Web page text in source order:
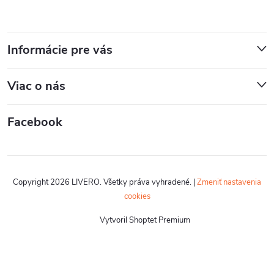
Informácie pre vás
Viac o nás
Facebook
Vytvoril Shoptet Premium
Copyright 2026 LIVERO. Všetky práva vyhradené. |Zmeniť nastavenia
cookies